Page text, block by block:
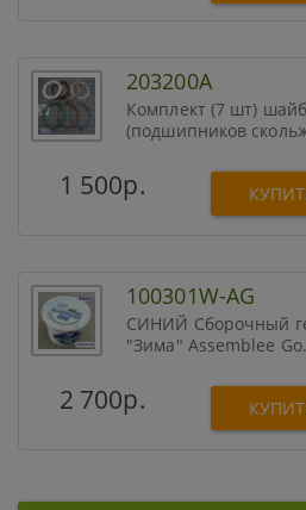
203200A
Комплект (7 шт) шайб
(подшипников
1 500р.
100301W-AG
СИНИЙ Сборочный
"Зима" Assemblee
2 700р.